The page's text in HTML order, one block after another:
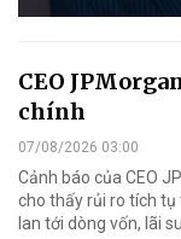
CEO
chính
07/08/2026 03:00
Cảnh báo của CEO
cho thấy rủi ro tích
lan tới dòng vốn, lãi